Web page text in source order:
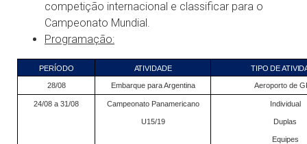
competição internacional e classificar para o
Campeonato Mundial.
Programação:
PERÍODO ATIVIDADE TIPO DE
28/08 Embarque para Argentina Aeroporto de
24/08 a 31/08 Campeonato Panamericano
U15/19
Individual
Duplas
Equipes